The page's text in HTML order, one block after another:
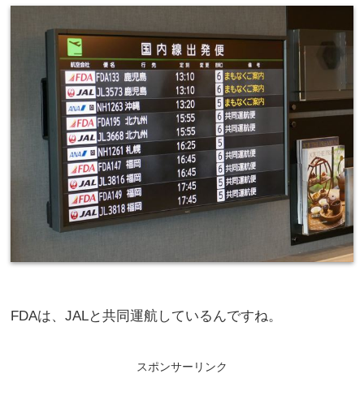
FDAは、JALと共同運航しているんですね。
スポンサーリンク